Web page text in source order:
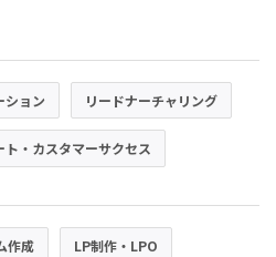
ション リードナーチャリング
ト・カスタマーサクセス
作成 LP制作・LPO